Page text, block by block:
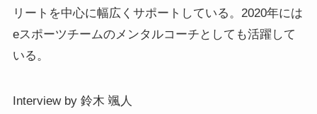
リートを中心に幅広くサポートしている。2020年には
eスポーツチームのメンタルコーチとしても活躍して
いる。
Interview by 鈴木 颯人